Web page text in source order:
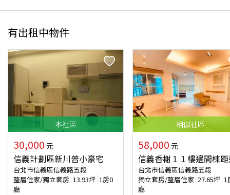
有出租中物件
本社區
30,000 元
信義計劃區新川普小豪宅
台北市信義區信義路五段
整層住家/獨立套房 13.93坪 1房0
廳
相似社區
58,000 元
信義香榭１１樓邊間棟
台北市信義區信義路五段
獨立套房/整層住家 27.65坪 1
廳